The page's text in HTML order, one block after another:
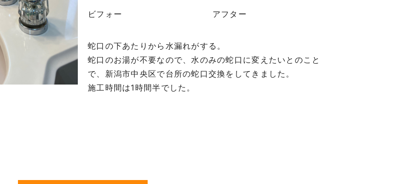
ビフォー アフター
蛇口の下あたりから水漏れがする。
蛇口のお湯が不要なので、水のみの蛇口に変えたいとのこと
で、新潟市中央区で台所の蛇口交換をしてきました。
施工時間は1時間半でした。